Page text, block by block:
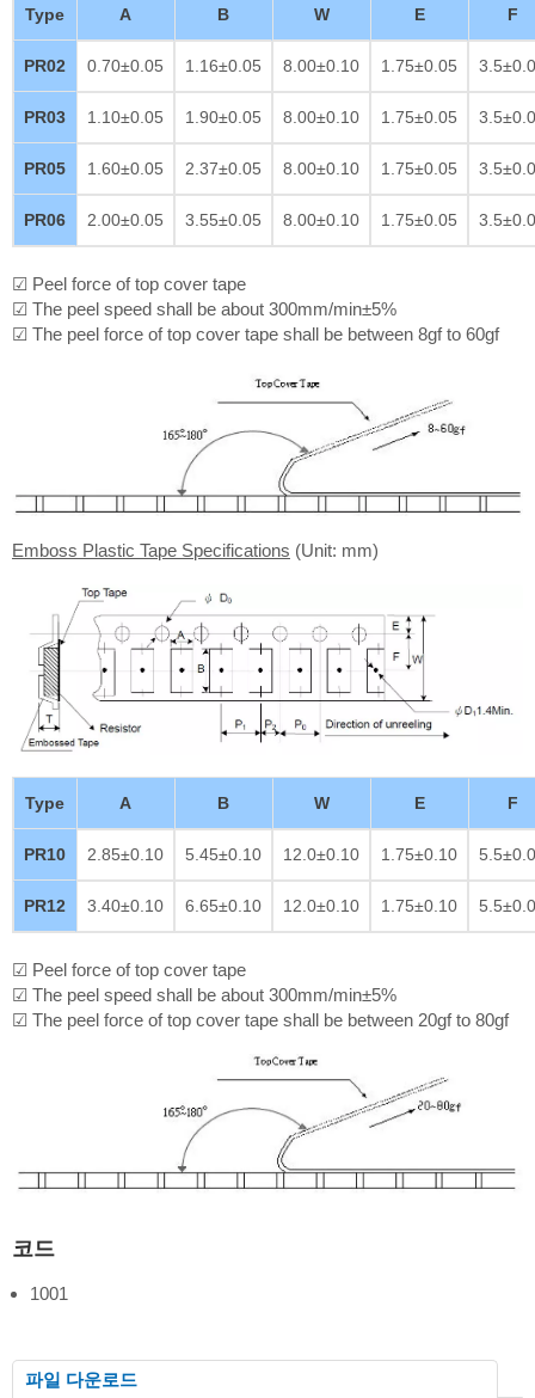
Type A B W E F
PR02 0.70±0.05 1.16±0.05 8.00±0.10 1.75±0.05
PR03 1.10±0.05 1.90±0.05 8.00±0.10 1.75±0.05
PR05 1.60±0.05 2.37±0.05 8.00±0.10 1.75±0.05
PR06 2.00±0.05 3.55±0.05 8.00±0.10 1.75±0.05
☑ Peel force of top cover tape
☑ The peel speed shall be about 300mm/min±5%
☑ The peel force of top cover tape shall be between 8gf to 60gf
Emboss Plastic Tape Specifications (Unit: mm)
Type A B W E F
PR10 2.85±0.10 5.45±0.10 12.0±0.10 1.75±0.10
PR12 3.40±0.10 6.65±0.10 12.0±0.10 1.75±0.10
☑ Peel force of top cover tape
☑ The peel speed shall be about 300mm/min±5%
☑ The peel force of top cover tape shall be between 20gf to 80gf
코드
1001
파일 다운로드